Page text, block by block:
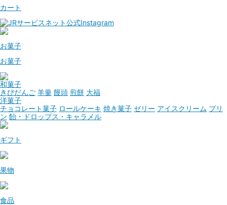
カート
お菓子
お菓子
和菓子
きびだんご 羊羹 饅頭 煎餅 大福
洋菓子
チョコレート菓子 ロールケーキ 焼き菓子 ゼリー アイスクリーム プリ
ン 飴・ドロップス・キャラメル
ギフト
果物
食品